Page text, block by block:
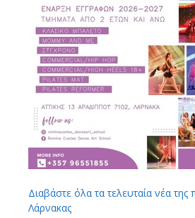
Διαβάστε όλα τα τελευταία νέα της
Λάρνακας